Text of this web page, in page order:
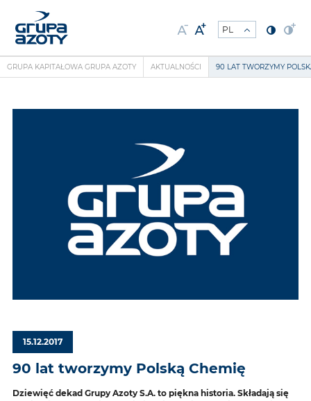
GRUPA KAPITAŁOWA GRUPA AZOTY AKTUALNOŚCI 90 LAT TWORZYMY
15.12.2017
90 lat tworzymy Polską Chemię
Dziewięć dekad Grupy Azoty S.A. to piękna historia. Składają się